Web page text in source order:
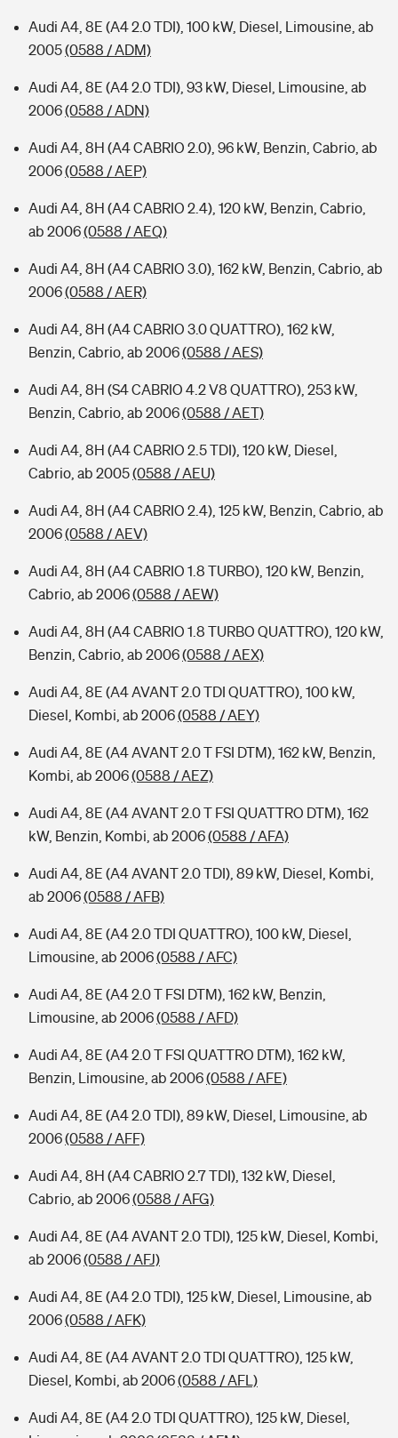
Audi A4, 8E (A4 2.0 TDI), 100 kW, Diesel, Limousine, ab
2005(0588 / ADM)
Audi A4, 8E (A4 2.0 TDI), 93 kW, Diesel, Limousine, ab
2006(0588 / ADN)
Audi A4, 8H (A4 CABRIO 2.0), 96 kW, Benzin, Cabrio, ab
2006(0588 / AEP)
Audi A4, 8H (A4 CABRIO 2.4), 120 kW, Benzin, Cabrio,
ab 2006(0588 / AEQ)
Audi A4, 8H (A4 CABRIO 3.0), 162 kW, Benzin, Cabrio, ab
2006(0588 / AER)
Audi A4, 8H (A4 CABRIO 3.0 QUATTRO), 162 kW,
Benzin, Cabrio, ab 2006(0588 / AES)
Audi A4, 8H (S4 CABRIO 4.2 V8 QUATTRO), 253 kW,
Benzin, Cabrio, ab 2006(0588 / AET)
Audi A4, 8H (A4 CABRIO 2.5 TDI), 120 kW, Diesel,
Cabrio, ab 2005(0588 / AEU)
Audi A4, 8H (A4 CABRIO 2.4), 125 kW, Benzin, Cabrio, ab
2006(0588 / AEV)
Audi A4, 8H (A4 CABRIO 1.8 TURBO), 120 kW, Benzin,
Cabrio, ab 2006(0588 / AEW)
Audi A4, 8H (A4 CABRIO 1.8 TURBO QUATTRO), 120 kW,
Benzin, Cabrio, ab 2006(0588 / AEX)
Audi A4, 8E (A4 AVANT 2.0 TDI QUATTRO), 100 kW,
Diesel, Kombi, ab 2006(0588 / AEY)
Audi A4, 8E (A4 AVANT 2.0 T FSI DTM), 162 kW, Benzin,
Kombi, ab 2006(0588 / AEZ)
Audi A4, 8E (A4 AVANT 2.0 T FSI QUATTRO DTM), 162
kW, Benzin, Kombi, ab 2006(0588 / AFA)
Audi A4, 8E (A4 AVANT 2.0 TDI), 89 kW, Diesel, Kombi,
ab 2006(0588 / AFB)
Audi A4, 8E (A4 2.0 TDI QUATTRO), 100 kW, Diesel,
Limousine, ab 2006(0588 / AFC)
Audi A4, 8E (A4 2.0 T FSI DTM), 162 kW, Benzin,
Limousine, ab 2006(0588 / AFD)
Audi A4, 8E (A4 2.0 T FSI QUATTRO DTM), 162 kW,
Benzin, Limousine, ab 2006(0588 / AFE)
Audi A4, 8E (A4 2.0 TDI), 89 kW, Diesel, Limousine, ab
2006(0588 / AFF)
Audi A4, 8H (A4 CABRIO 2.7 TDI), 132 kW, Diesel,
Cabrio, ab 2006(0588 / AFG)
Audi A4, 8E (A4 AVANT 2.0 TDI), 125 kW, Diesel, Kombi,
ab 2006(0588 / AFJ)
Audi A4, 8E (A4 2.0 TDI), 125 kW, Diesel, Limousine, ab
2006(0588 / AFK)
Audi A4, 8E (A4 AVANT 2.0 TDI QUATTRO), 125 kW,
Diesel, Kombi, ab 2006(0588 / AFL)
Audi A4, 8E (A4 2.0 TDI QUATTRO), 125 kW, Diesel,